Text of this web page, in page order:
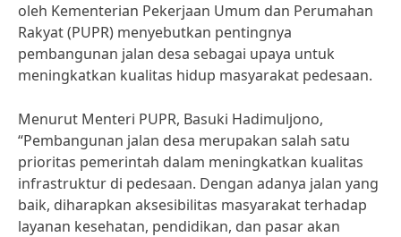
oleh Kementerian Pekerjaan Umum dan Perumahan
Rakyat (PUPR) menyebutkan pentingnya
pembangunan jalan desa sebagai upaya untuk
meningkatkan kualitas hidup masyarakat pedesaan.
Menurut Menteri PUPR, Basuki Hadimuljono,
“Pembangunan jalan desa merupakan salah satu
prioritas pemerintah dalam meningkatkan kualitas
infrastruktur di pedesaan. Dengan adanya jalan yang
baik, diharapkan aksesibilitas masyarakat terhadap
layanan kesehatan, pendidikan, dan pasar akan